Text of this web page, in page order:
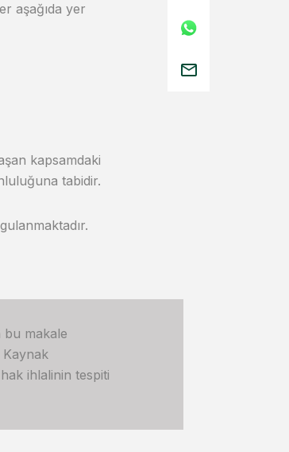
aşağıda yer
kapsamdaki
tabidir.
bu makale
Kaynak
ihlalinin tespiti